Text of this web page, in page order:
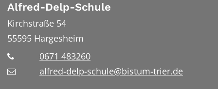
Alfred-Delp-Schule
Kirchstraße 54
55595 Hargesheim
0671 483260
alfred-delp-schule@bistum-trier.de